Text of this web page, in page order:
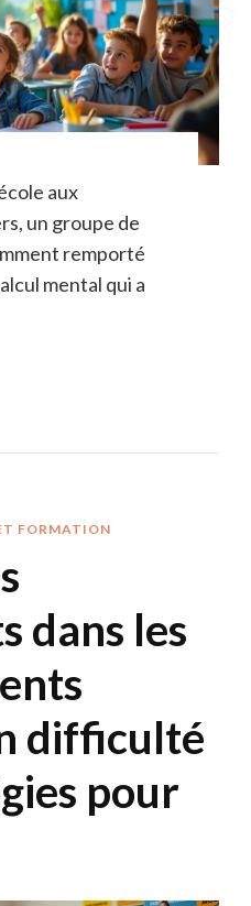
aux
un groupe de
remporté
mental qui a
FORMATION
dans les
difficulté
pour